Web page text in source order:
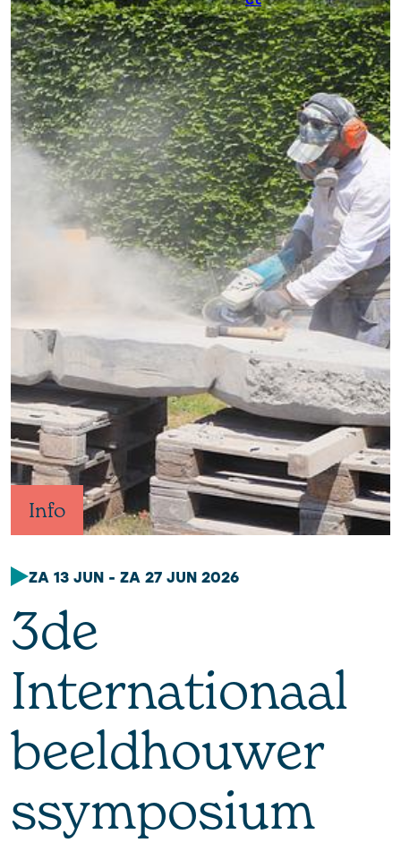
Info
ZA 13 JUN - ZA 27 JUN 2026
3de
Internationaal
beeldhouwer
ssymposium